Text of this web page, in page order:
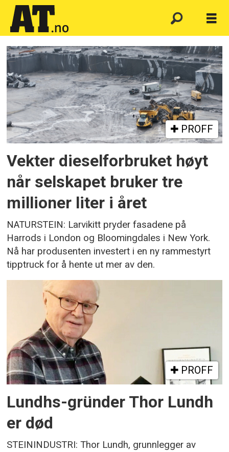
Emne:
lundhs
PROFF
Vekter dieselforbruket høyt
når selskapet bruker tre
millioner liter i året
NATURSTEIN: Larvikitt pryder fasadene på
Harrods i London og Bloomingdales i New York.
Nå har produsenten investert i en ny rammestyrt
tipptruck for å hente ut mer av den.
PROFF
Lundhs-gründer Thor Lundh
er død
STEININDUSTRI: Thor Lundh, grunnlegger av